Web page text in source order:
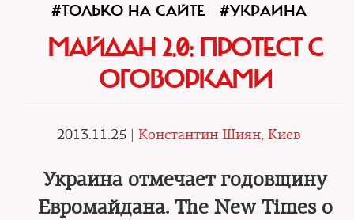
#ТОЛЬКО НА САЙТЕ #УКРАИНА
МАЙДАН 2.0: ПРОТЕСТ С
ОГОВОРКАМИ
2013.11.25 | Константин Шиян, Киев
Украина отмечает годовщину
Евромайдана. The New Times о